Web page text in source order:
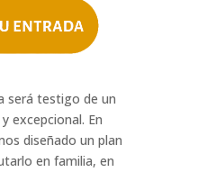
será testigo de un
excepcional. En
diseñado un plan
en familia, en